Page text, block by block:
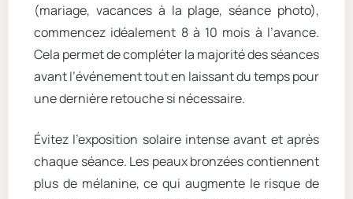
(mariage, vacances à la plage, séance photo),
commencez idéalement 8 à 10 mois à l’avance.
Cela permet de compléter la majorité des séances
avant l’événement tout en laissant du temps pour
une dernière retouche si nécessaire.
Évitez l’exposition solaire intense avant et après
chaque séance. Les peaux bronzées contiennent
plus de mélanine, ce qui augmente le risque de